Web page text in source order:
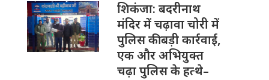
​शिकंजा: बदरीनाथ
मंदिर में चढ़ावा चोरी में
पुलिस की बड़ी कार्रवाई,
एक और अभियुक्त
चढ़ा पुलिस के हत्थे–